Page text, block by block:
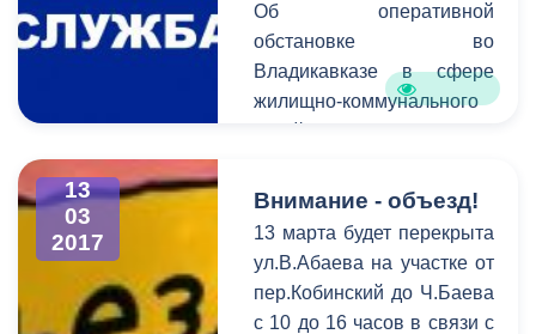
Об оперативной
обстановке во
Владикавказе в сфере
жилищно-коммунального
диспетчерская служба.
В период c 6 по 13 марта
на горячую линию единой
дежурно-диспетчерской
службы поступило 122
13
03
2017
Внимание - объезд!
13 марта будет перекрыта
ул.В.Абаева на участке от
пер.Кобинский до Ч.Баева
с 10 до 16 часов в связи с